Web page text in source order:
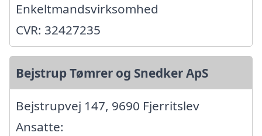
Enkeltmandsvirksomhed
CVR: 32427235
Bejstrup Tømrer og Snedker ApS
Bejstrupvej 147, 9690 Fjerritslev
Ansatte: